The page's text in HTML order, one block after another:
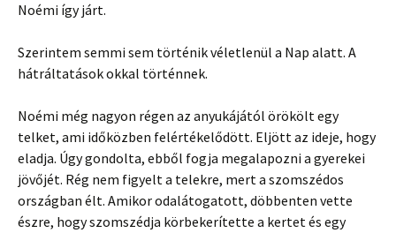
Noémi így járt.
Szerintem semmi sem történik véletlenül a Nap alatt. A
hátráltatások okkal történnek.
Noémi még nagyon régen az anyukájától örökölt egy
telket, ami időközben felértékelődött. Eljött az ideje, hogy
eladja. Úgy gondolta, ebből fogja megalapozni a gyerekei
jövőjét. Rég nem figyelt a telekre, mert a szomszédos
országban élt. Amikor odalátogatott, döbbenten vette
észre, hogy szomszédja körbekerítette a kertet és egy